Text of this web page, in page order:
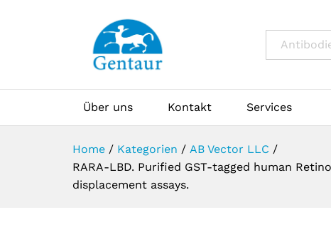
Über uns Kontakt Services
Home / Kategorien / AB Vector LLC /
RARA-LBD. Purified GST-tagged human
displacement assays.